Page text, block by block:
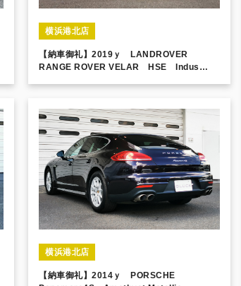
横浜港北店
【納車御礼】2019ｙ LANDROVER
RANGE ROVER VELAR HSE Indus
横浜港北店
【納車御礼】2014ｙ PORSCHE